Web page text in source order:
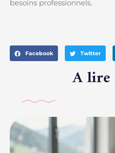
besoins professionnels.
Facebook Twitter
A lire